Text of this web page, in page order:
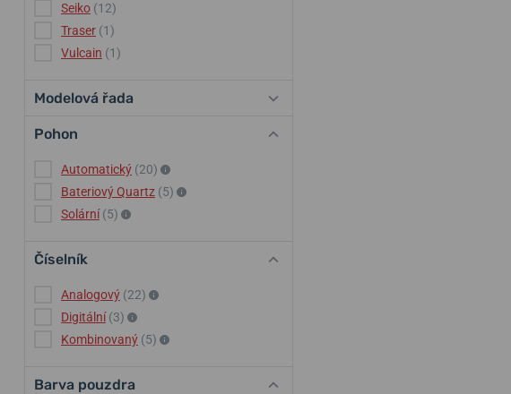
Seiko (12)
Traser (1)
Vulcain (1)
Modelová řada
Pohon
Automatický (20)
Bateriový Quartz (5)
Solární (5)
Číselník
Analogový (22)
Digitální (3)
Kombinovaný (5)
Barva pouzdra